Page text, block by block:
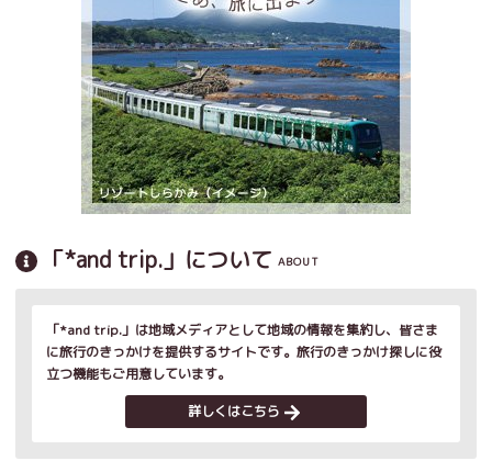
「*and trip.」について ABOUT
「*and trip.」は地域メディアとして地域の情報を集約し、皆さま
に旅行のきっかけを提供するサイトです。旅行のきっかけ探しに役
立つ機能もご用意しています。
詳しくはこちら